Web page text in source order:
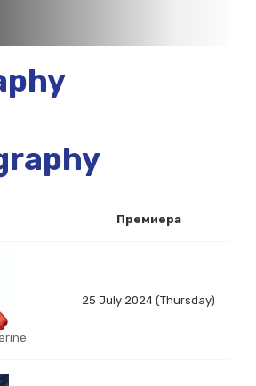
Премиера
25 July 2024 (Thursday)